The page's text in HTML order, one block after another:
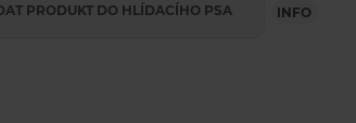
PRODUKT DO HLÍDACÍHO PSA INFO